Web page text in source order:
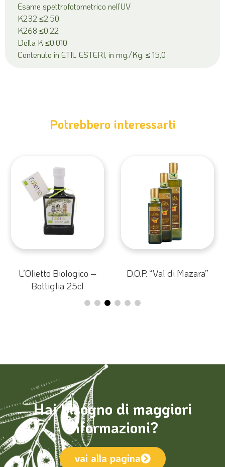
Esame spettrofotometrico nell’UV
K232 ≤2,50
K268 ≤0,22
Delta K ≤0,010
Contenuto in ETIL ESTERI, in mg./Kg. ≤ 15,0
Potrebbero interessarti
L’Olietto Biologico –
Bottiglia 25cl
D.O.P. “Val di Mazara”
Hai bisogno di maggiori
informazioni?
vai alla pagina